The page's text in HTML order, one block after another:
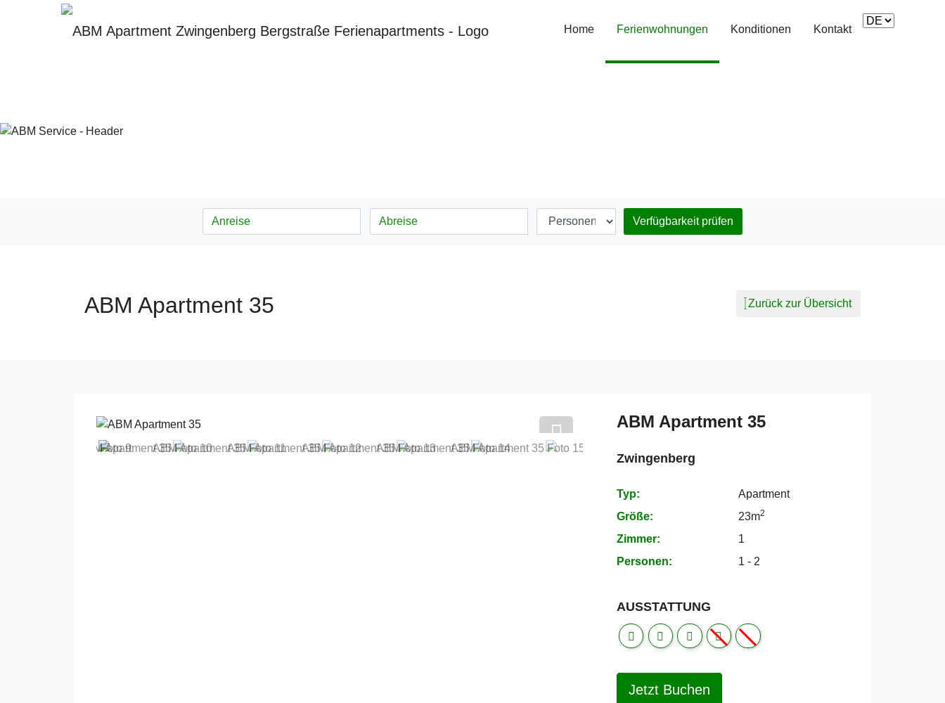
Home Ferienwohnungen (current)Konditionen Kontakt
Verfügbarkeit prüfen
ABM Apartment 35 Zurück zur Übersicht
ABM Apartment 35
Zwingenberg
Typ:
Apartment
Größe:
23m2
Zimmer:
1
Personen:
1 - 2
AUSSTATTUNG
Jetzt Buchen